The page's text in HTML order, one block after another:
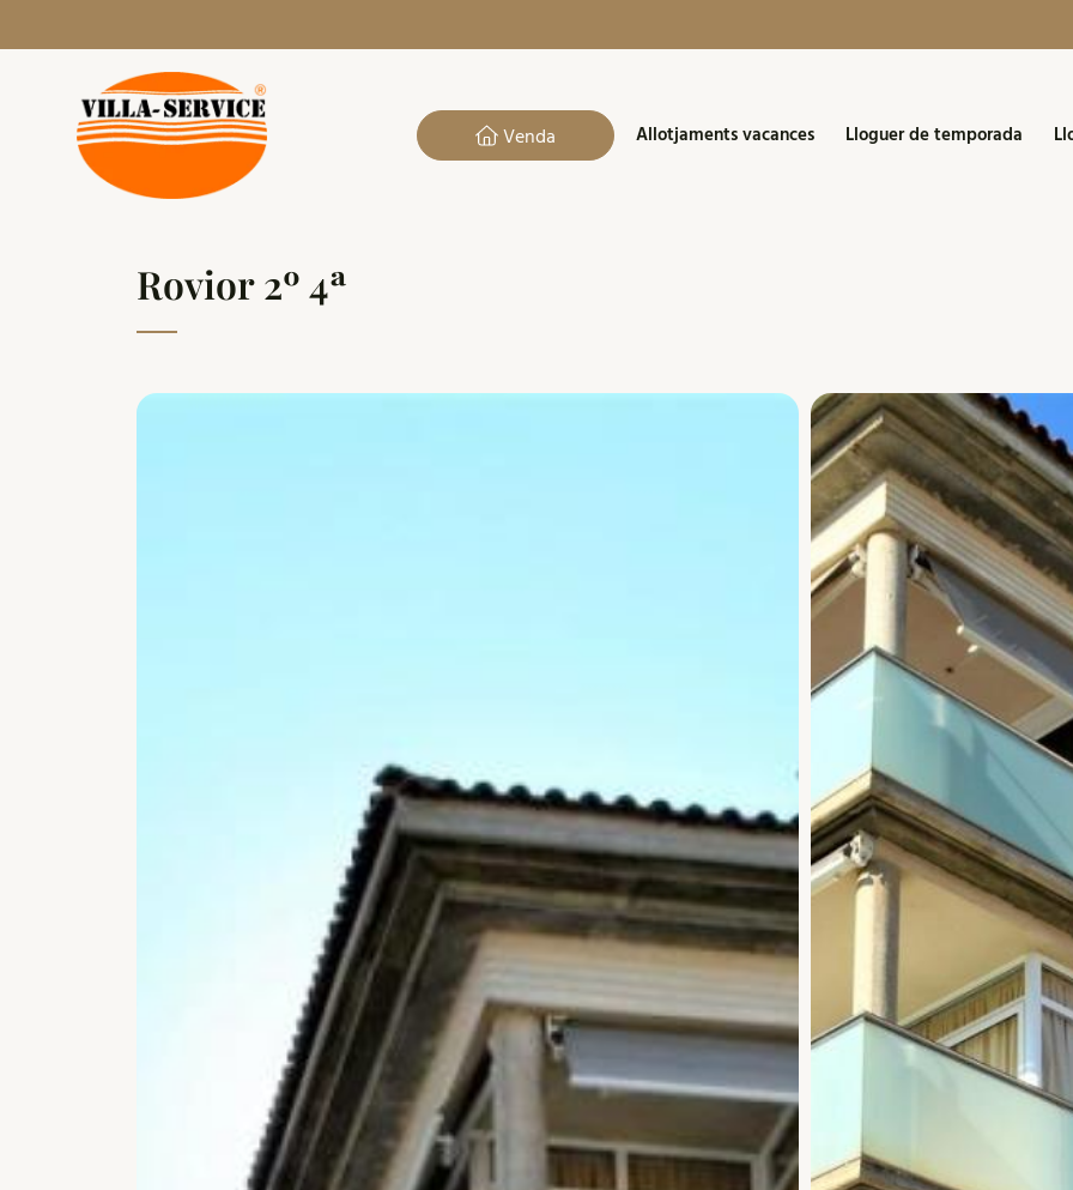
Venda Allotjaments vacances Lloguer de temporada
Rovior 2º 4ª